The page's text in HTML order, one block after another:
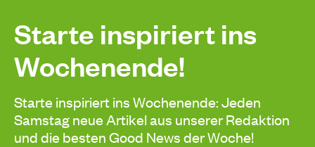
Starte inspiriert ins
Wochenende!
Starte inspiriert ins Wochenende: Jeden
Samstag neue Artikel aus unserer Redaktion
und die besten Good News der Woche!